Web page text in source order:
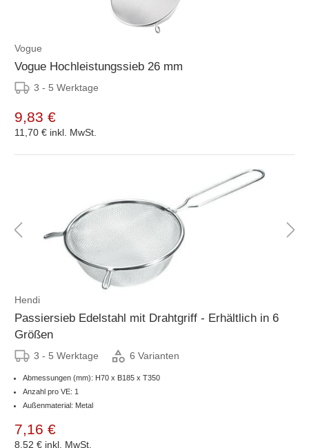
Vogue
Vogue Hochleistungssieb 26 mm
3 - 5 Werktage
9,83 €
11,70 € inkl. MwSt.
Hendi
Passiersieb Edelstahl mit Drahtgriff - Erhältlich in 6
Größen
3 - 5 Werktage 6 Varianten
Abmessungen (mm): H70 x B185 x T350
Anzahl pro VE: 1
Außenmaterial: Metal
7,16 €
8,52 € inkl. MwSt.